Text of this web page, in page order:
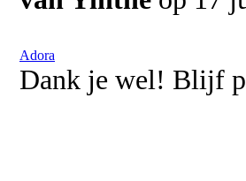
Adora
Dank je wel! Blijf